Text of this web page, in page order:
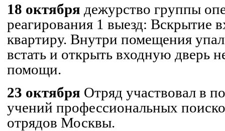
18 октября дежурство группы
реагирования 1 выезд: Вскрытие
квартиру. Внутри помещения
встать и открыть входную дверь
помощи.
23 октября Отряд участвовал в
учений профессиональных
отрядов Москвы.